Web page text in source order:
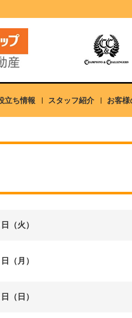
立ち情報 スタッフ紹介 お客様
（火）
（月）
（日）